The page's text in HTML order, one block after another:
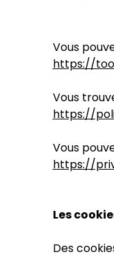
Vous
https://
Vous
https://
Vous
https://
Les
Des